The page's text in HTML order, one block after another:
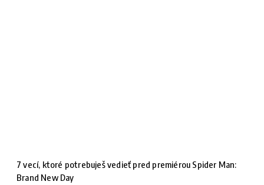
7 vecí, ktoré potrebuješ vedieť pred premiérou Spider Man:
Brand New Day